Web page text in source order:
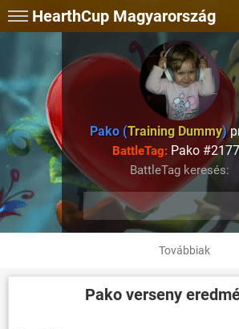
HearthCup Magyarország
Pako (Training Dummy)
BattleTag: Pako
BattleTag keresés:
Továbbiak
Pakoverseny